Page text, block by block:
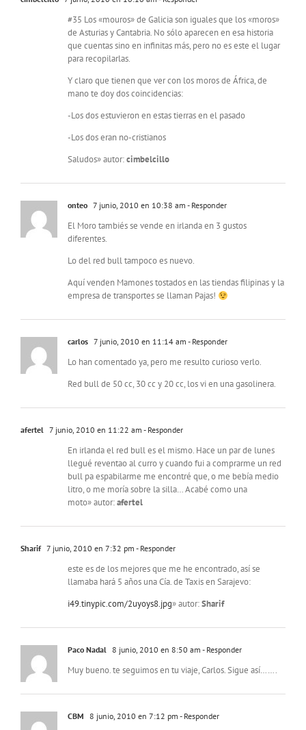
#35 Los «mouros» de Galicia son iguales que los «moros»
de Asturias y Cantabria. No sólo aparecen en esa historia
que cuentas sino en infinitas más, pero no es este el lugar
para recopilarlas.
Y claro que tienen que ver con los moros de África, de
mano te doy dos coincidencias:
-Los dos estuvieron en estas tierras en el pasado
-Los dos eran no-cristianos
Saludos» autor:cimbelcillo
onteo 7 junio, 2010 en 10:38 am - Responder
El Moro tambiés se vende en irlanda en 3 gustos
diferentes.
Lo del red bull tampoco es nuevo.
Aquí venden Mamones tostados en las tiendas filipinas y la
empresa de transportes se llaman Pajas!
carlos 7 junio, 2010 en 11:14 am - Responder
Lo han comentado ya, pero me resulto curioso verlo.
Red bull de 50 cc, 30 cc y 20 cc, los vi en una gasolinera.
afertel 7 junio, 2010 en 11:22 am - Responder
En irlanda el red bull es el mismo. Hace un par de lunes
llegué reventao al curro y cuando fui a comprarme un red
bull pa espabilarme me encontré que, o me bebía medio
litro, o me moría sobre la silla… Acabé como una
moto» autor:afertel
Sharif 7 junio, 2010 en 7:32 pm - Responder
este es de los mejores que me he encontrado, así se
llamaba hará 5 años una Cía. de Taxis en Sarajevo:
i49.tinypic.com/2uyoys8.jpg» autor:Sharif
Paco Nadal 8 junio, 2010 en 8:50 am - Responder
Muy bueno. te seguimos en tu viaje, Carlos. Sigue así…….
CBM 8 junio, 2010 en 7:12 pm - Responder